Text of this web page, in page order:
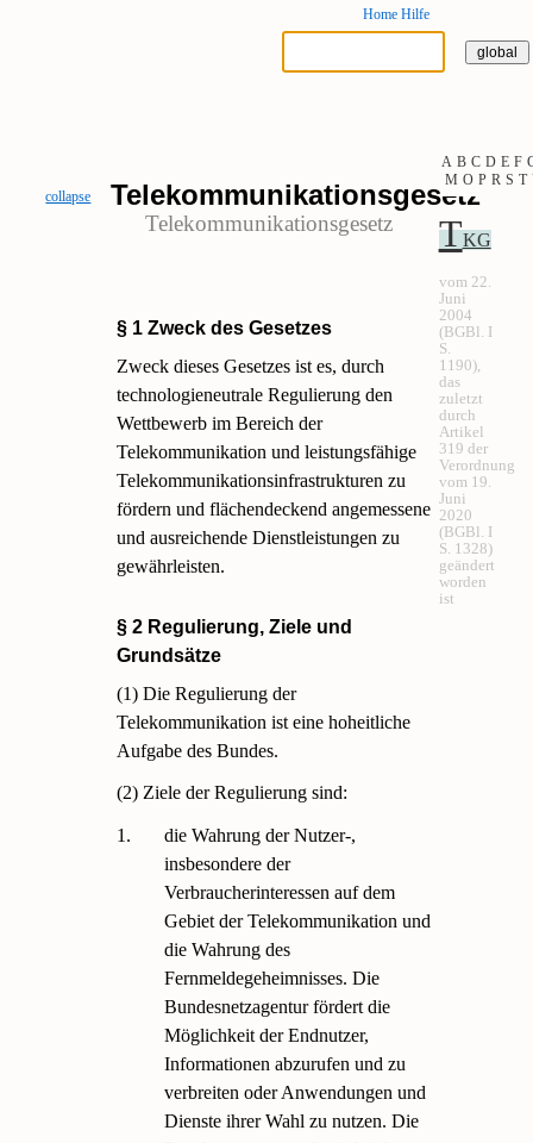
Home Hilfe
A B C D E F
M O P R S T
collapse
Telekommunikationsgesetz
Telekommunikationsgesetz TKG
vom 22.
Juni
2004
(BGBl. I
S.
1190),
das
zuletzt
durch
Artikel
319 der
Verordnung
vom 19.
Juni
2020
(BGBl. I
S. 1328)
geändert
worden
ist
§ 1 Zweck des Gesetzes
Zweck dieses Gesetzes ist es, durch
technologieneutrale Regulierung den
Wettbewerb im Bereich der
Telekommunikation und leistungsfähige
Telekommunikationsinfrastrukturen zu
fördern und flächendeckend angemessene
und ausreichende Dienstleistungen zu
gewährleisten.
§ 2 Regulierung, Ziele und
Grundsätze
(1) Die Regulierung der
Telekommunikation ist eine hoheitliche
Aufgabe des Bundes.
(2) Ziele der Regulierung sind:
1.
die Wahrung der Nutzer-,
insbesondere der
Verbraucherinteressen auf dem
Gebiet der Telekommunikation und
die Wahrung des
Fernmeldegeheimnisses. Die
Bundesnetzagentur fördert die
Möglichkeit der Endnutzer,
Informationen abzurufen und zu
verbreiten oder Anwendungen und
Dienste ihrer Wahl zu nutzen. Die